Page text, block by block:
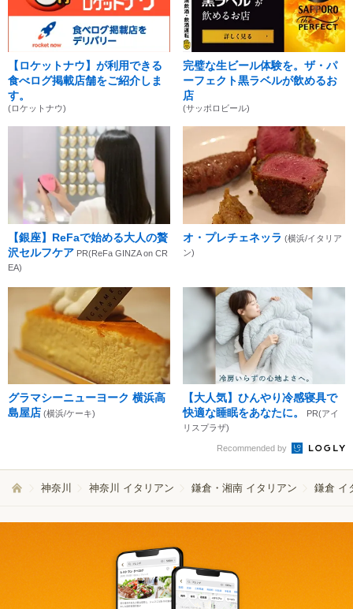
【ロケットナウ】が利用できる
食べログ掲載店舗をご紹介しま
す。
(ロケットナウ)
完璧な生ビール体験を。ザ・パ
ーフェクト黒ラベルが飲めるお
店
(サッポロビール)
【銀座】ReFaで始める大人の贅
沢セルフケア PR(ReFa GINZA on CR
EA)
オ・プレチェネッラ (横浜/イタリア
ン)
グラマシーニューヨーク 横浜高
島屋店 (横浜/ケーキ)
【大人気】ひんやり冷感寝具で
快適な睡眠をあなたに。
PR(アイ
リスプラザ)
Recommended by
神奈川 神奈川 イタリアン 鎌倉・湘南 イタリアン 鎌倉 イ